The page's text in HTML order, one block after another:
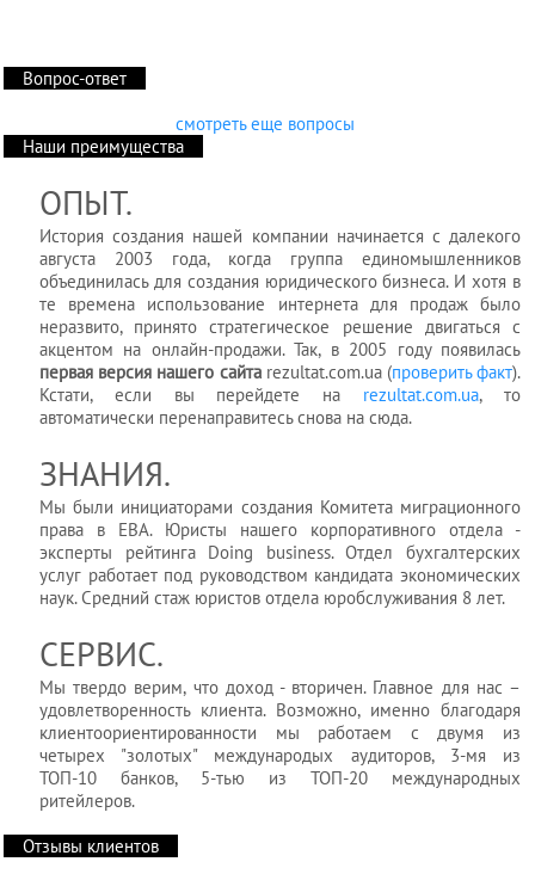
Вопрос-ответ
смотреть еще вопросы
Наши преимущества
ОПЫТ.
История создания нашей компании начинается с далекого
августа 2003 года, когда группа единомышленников
объединилась для создания юридического бизнеса. И хотя в
те времена использование интернета для продаж было
неразвито, принято стратегическое решение двигаться с
акцентом на онлайн-продажи. Так, в 2005 году появилась
первая версия нашего сайтаrezultat.com.ua (проверить факт).
Кстати, если вы перейдете на rezultat.com.ua, то
автоматически перенаправитесь снова на сюда.
ЗНАНИЯ.
Мы были инициаторами создания Комитета миграционного
права в EBA. Юристы нашего корпоративного отдела -
эксперты рейтинга Doing business. Отдел бухгалтерских
услуг работает под руководством кандидата экономических
наук. Средний стаж юристов отдела юробслуживания 8 лет.
СЕРВИС.
Мы твердо верим, что доход - вторичен. Главное для нас –
удовлетворенность клиента. Возможно, именно благодаря
клиентоориентированности мы работаем с двумя из
четырех "золотых" международых аудиторов, 3-мя из
ТОП-10 банков, 5-тью из ТОП-20 международных
ритейлеров.
Отзывы клиентов